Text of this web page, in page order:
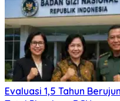
Evaluasi 1,5 Tahun